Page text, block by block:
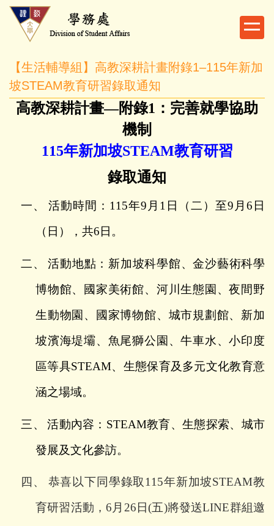
跳
容
區
【生活輔導組】高教深耕計畫附錄1–115年新加
坡STEAM教育研習錄取通知
高教深耕計畫—附錄1 ：完善就學協助
機制
115年新加坡STEAM教育研習
錄取通知
一、 活動時間： 115年9 月 1 日（二）至9 月 6 日
（日），共6 日。
二、
活動地點：新加坡科學館、金沙藝術科學
博物館、國家美術館、河川生態園、夜間野
生動物園、國家博物館、城市規劃館、新加
坡濱海堤壩、魚尾獅公園、牛車水、小印度
區等具STEAM、生態保育及多元文化教育意
涵之場域。
三、 活動內容： STEAM教育、生態探索、城市
發展及文化參訪。
四、 恭喜以下同學錄取115年新加坡STEAM教
育研習活動，6 月 26 日(五)將發送LINE群組邀